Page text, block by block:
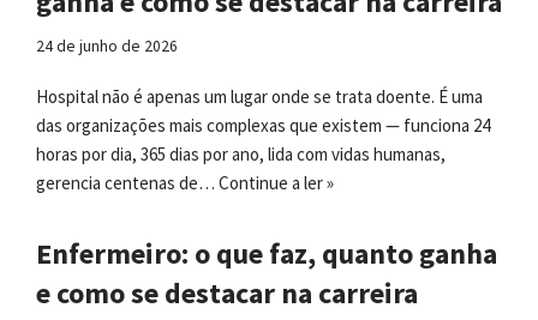
24 de junho de 2026
Hospital não é apenas um lugar onde se trata doente. É uma
das organizações mais complexas que existem — funciona 24
horas por dia, 365 dias por ano, lida com vidas humanas,
gerencia centenas de… Continue a ler »
Enfermeiro: o que faz, quanto ganha
e como se destacar na carreira